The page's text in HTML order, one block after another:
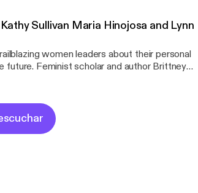
Sullivan Maria Hinojosa and Lynn
women leaders about their personal
future. Feminist scholar and author Brittney
news anchor and reporter Maria Hinojosa
[Humanities] [Science] [Show ID: 36626]